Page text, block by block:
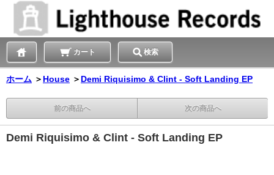
カート 検索
ホーム ＞ House ＞ Demi Riquisimo & Clint - Soft Landing EP
前の商品へ 次の商品へ
Demi Riquisimo & Clint - Soft Landing EP